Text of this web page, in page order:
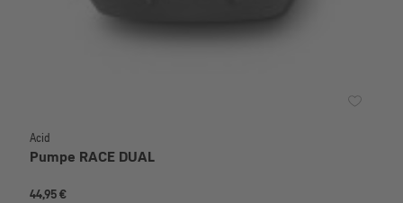
Acid
Pumpe RACE DUAL
44,95 €